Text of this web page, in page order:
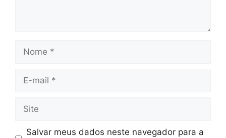
Nome
Site
Salvar meus dados neste navegador para a